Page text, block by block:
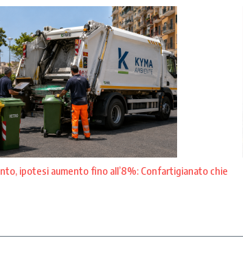
ipotesi aumento fino all’8%: Confartigianato chie